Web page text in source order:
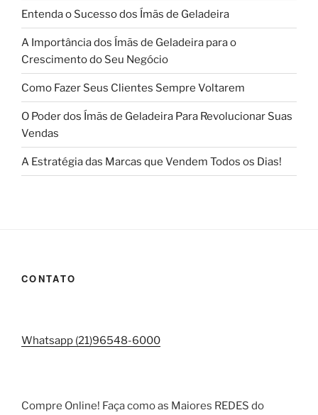
Entenda o Sucesso dos Ímãs de Geladeira
A Importância dos Ímãs de Geladeira para o
Crescimento do Seu Negócio
Como Fazer Seus Clientes Sempre Voltarem
O Poder dos Ímãs de Geladeira Para Revolucionar Suas
Vendas
A Estratégia das Marcas que Vendem Todos os Dias!
CONTATO
Whatsapp (21)96548-6000
Compre Online! Faça como as Maiores REDES do